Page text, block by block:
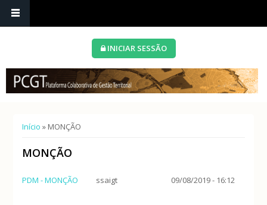
INICIAR SESSÃO
Está aqui
Início » MONÇÃO
MONÇÃO
PDM - MONÇÃO ssaigt 09/08/2019 - 16:12